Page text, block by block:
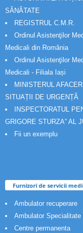
SĂNĂTATE
REGISTRUL C.M.R.
Ordinul Asistenţilor
Medicali din România
Ordinul Asistenţilor
Medicali - Filiala Iași
MINISTERUL
SITUAȚII DE URGENȚĂ
INSPECTORATUL
GRIGORE STURZA” AL
Fii un exemplu
Furnizori de servicii
Ambulator recuperare
Ambulator Specialitate
Centre permanenta